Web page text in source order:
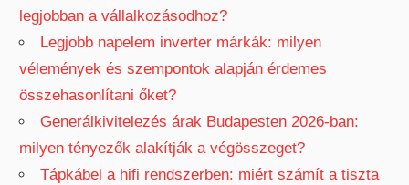
legjobban a vállalkozásodhoz?
Legjobb napelem inverter márkák: milyen
vélemények és szempontok alapján érdemes
összehasonlítani őket?
Generálkivitelezés árak Budapesten 2026-ban:
milyen tényezők alakítják a végösszeget?
Tápkábel a hifi rendszerben: miért számít a tiszta